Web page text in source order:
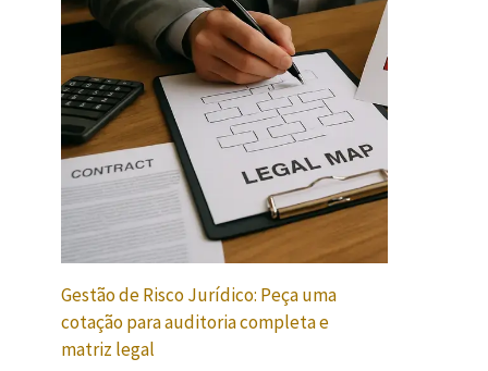
Gestão de Risco Jurídico: Peça uma
cotação para auditoria completa e
matriz legal